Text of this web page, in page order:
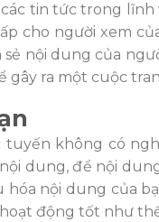
tin tức trong lĩnh
cho người xem
sẻ nội dung của ngư
gây ra một cuộc
không có
dung, để nội
hóa nội dung của
t động tốt như th